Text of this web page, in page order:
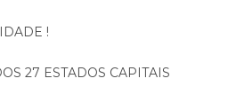
!
27 ESTADOS CAPITAIS